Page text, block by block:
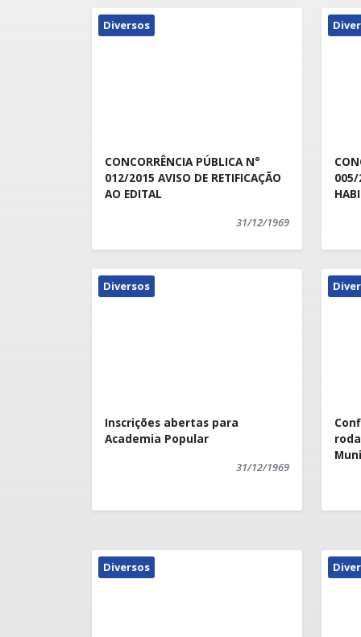
Diversos
CONCORRÊNCIA PÚBLICA N°
012/2015 AVISO DE RETIFICAÇÃO
AO EDITAL
31/12/1969
005/2015
Diversos
Inscrições abertas para
Academia Popular
31/12/1969
Diversos